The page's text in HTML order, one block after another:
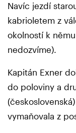
Navíc jezdí
kabrioletem z
okolností k
nedozvíme).
Kapitán Exner
do poloviny a
vymaňovala z